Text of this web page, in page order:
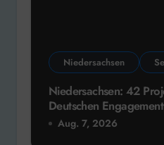
Niedersachsen
Niedersachsen: 42
Deutschen
Aug. 7, 2026